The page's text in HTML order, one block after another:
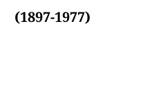
(1897-1977)